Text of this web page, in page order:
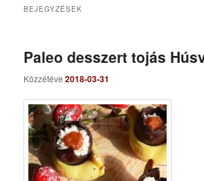
tartalomra
tartalomra
BEJEGYZÉSEK
Paleo desszert tojás
Közzétéve2018-03-31